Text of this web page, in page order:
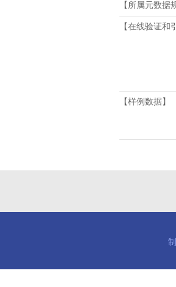
【所属元数据
【在线验证和
【样例数据】